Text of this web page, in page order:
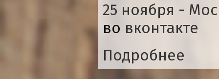
25 ноября -
во вконтакте
Подробнее